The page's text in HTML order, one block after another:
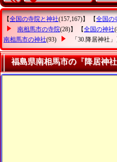
【全国の寺院と神社(157,167)】 【全国の
南相馬市の寺院(28)】 【全国の神社
南相馬市の神社(93) 「30.降居神社」
福島県南相馬市の『降居神